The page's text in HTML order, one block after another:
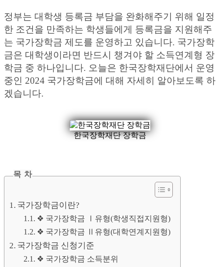
정부는 대학생 등록금 부담을 완화해주기 위해 일정
한 조건을 만족하는 학생들에게 등록금을 지원해주
는 국가장학금 제도를 운영하고 있습니다. 국가장학
금은 대학생이라면 반드시 챙겨야 할 소득연계형 장
학금 중 하나입니다. 오늘은 한국장학재단에서 운영
중인 2024 국가장학금에 대해 자세히 알아보도록 하
겠습니다.
한국장학재단 장학금
목 차
국가장학금이란?
❖ 국가장학금 Ⅰ유형(학생직접지원형)
❖ 국가장학금 Ⅱ유형(대학연계지원형)
국가장학금 신청기준
❖ 국가장학금 소득분위